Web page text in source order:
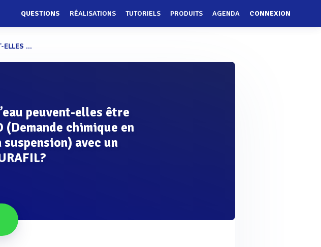
QUESTIONS RÉALISATIONS TUTORIELS PRODUITS AGENDA CONNEXION
ELLES ...
peuvent-elles être
chimique en
avec un